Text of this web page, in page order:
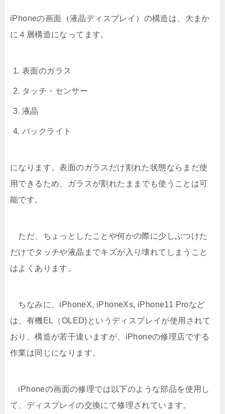
iPhoneの画面（液晶ディスプレイ）の構造は、大まか
に４層構造になってます。
表面のガラス
タッチ・センサー
液晶
バックライト
になります。表面のガラスだけ割れた状態ならまだ使
用できるため、ガラスが割れたままでも使うことは可
能です。
ただ、ちょっとしたことや何かの際に少しぶつけた
だけでタッチや液晶までキズが入り壊れてしまうこと
はよくあります。
ちなみに、iPhoneX, iPhoneXs, iPhone11 Proなど
は、有機EL（OLED)というディスプレイが使用されて
おり、構造が若干違いますが、iPhoneの修理店でする
作業は同じになります。
iPhoneの画面の修理では以下のような部品を使用し
て、ディスプレイの交換にて修理されています。